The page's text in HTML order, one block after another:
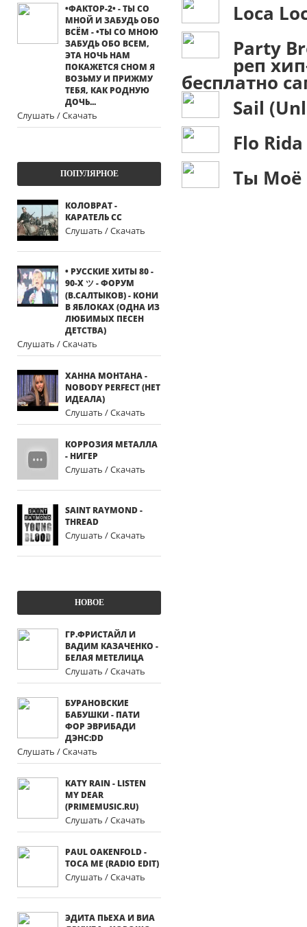
•ФАКТОР-2• - ТЫ СО
МНОЙ И ЗАБУДЬ ОБО
ВСЁМ - •ТЫ СО МНОЮ
ЗАБУДЬ ОБО ВСЕМ,
ЭТА НОЧЬ НАМ
ПОКАЖЕТСЯ СНОМ Я
ВОЗЬМУ И ПРИЖМУ
ТЕБЯ, КАК РОДНУЮ
ДОЧЬ...
Слушать / Скачать
ПОПУЛЯРНОЕ
КОЛОВРАТ -
КАРАТЕЛЬ СС
Слушать / Скачать
• РУССКИЕ ХИТЫ 80 -
90-Х ツ - ФОРУМ
(В.САЛТЫКОВ) - КОНИ
В ЯБЛОКАХ (ОДНА ИЗ
ЛЮБИМЫХ ПЕСЕН
ДЕТСТВА)
Слушать / Скачать
ХАННА МОНТАНА -
NOBODY PERFECT (НЕТ
ИДЕАЛА)
Слушать / Скачать
КОРРОЗИЯ МЕТАЛЛА
- НИГЕР
Слушать / Скачать
SAINT RAYMOND -
THREAD
Слушать / Скачать
НОВОЕ
ГР.ФРИСТАЙЛ И
ВАДИМ КАЗАЧЕНКО -
БЕЛАЯ МЕТЕЛИЦА
Слушать / Скачать
БУРАНОВСКИЕ
БАБУШКИ - ПАТИ
ФОР ЭВРИБАДИ
ДЭНС:DD
Слушать / Скачать
KATY RAIN - LISTEN
MY DEAR
(PRIMEMUSIC.RU)
Слушать / Скачать
PAUL OAKENFOLD -
TOCA ME (RADIO EDIT)
Слушать / Скачать
ЭДИТА ПЬЕХА И ВИА
Loca
Party
реп
бесплатно
Sail
Flo
Ты Моё